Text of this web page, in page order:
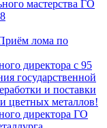
мастерства ГО
лома по
директора с 95
государственной
и поставки
цветных металлов!
директора ГО